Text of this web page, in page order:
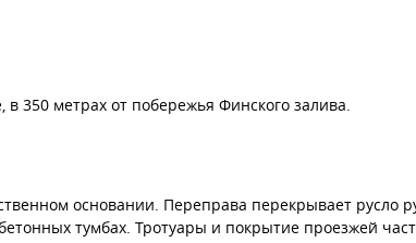
350 метрах от побережья Финского залива.
основании. Переправа перекрывает русло
тумбах. Тротуары и покрытие проезжей